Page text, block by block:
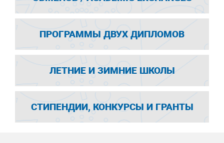
ПРОГРАММЫ ДВУХ ДИПЛОМОВ
ЛЕТНИЕ И ЗИМНИЕ ШКОЛЫ
СТИПЕНДИИ, КОНКУРСЫ И ГРАНТЫ